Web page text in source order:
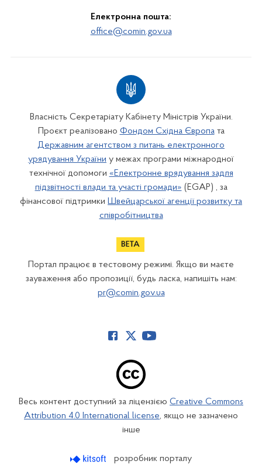
Електронна пошта:
office@comin.gov.ua
Власність Секретаріату Кабінету Міністрів України.
Проєкт реалізовано Фондом Східна Європата
Державним агентством з питань електронного
урядування України у межах програми міжнародної
технічної допомоги «Електронне врядування задля
підзвітності влади та участі громади» (EGAP) , за
фінансової підтримки Швейцарської агенції розвитку та
співробітництва
Портал працює в тестовому режимі. Якщо ви маєте
зауваження або пропозиції, будь ласка, напишіть нам:
pr@comin.gov.ua
Весь контент доступний за ліцензією Creative Commons
Attribution 4.0 International license, якщо не зазначено
інше
розробник порталу